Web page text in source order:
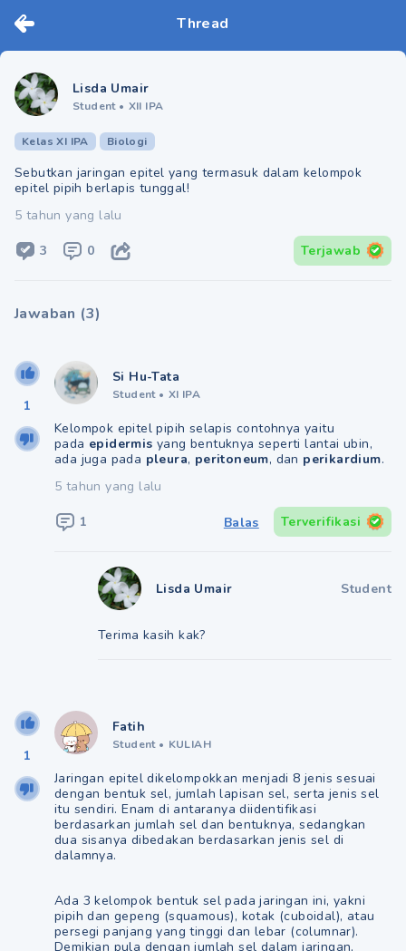
Thread
Lisda Umair
Student • XII IPA
Kelas XI IPA Biologi
Sebutkan jaringan epitel yang termasuk dalam kelompok
epitel pipih berlapis tunggal!
5 tahun yang lalu
3 0 Terjawab
Jawaban (3)
1
Si Hu-Tata
Student • XI IPA
Kelompok epitel pipih selapis contohnya yaitu
pada epidermis yang bentuknya seperti lantai ubin,
ada juga pada pleura, peritoneum, dan perikardium.
5 tahun yang lalu
1 Balas Terverifikasi
Lisda Umair Student
Terima kasih kak?
1
Fatih
Student • KULIAH
Jaringan epitel dikelompokkan menjadi 8 jenis sesuai
dengan bentuk sel, jumlah lapisan sel, serta jenis sel
itu sendiri. Enam di antaranya diidentifikasi
berdasarkan jumlah sel dan bentuknya, sedangkan
dua sisanya dibedakan berdasarkan jenis sel di
dalamnya.
Ada 3 kelompok bentuk sel pada jaringan ini, yakni
pipih dan gepeng (squamous), kotak (cuboidal), atau
persegi panjang yang tinggi dan lebar (columnar).
Demikian pula dengan jumlah sel dalam jaringan,